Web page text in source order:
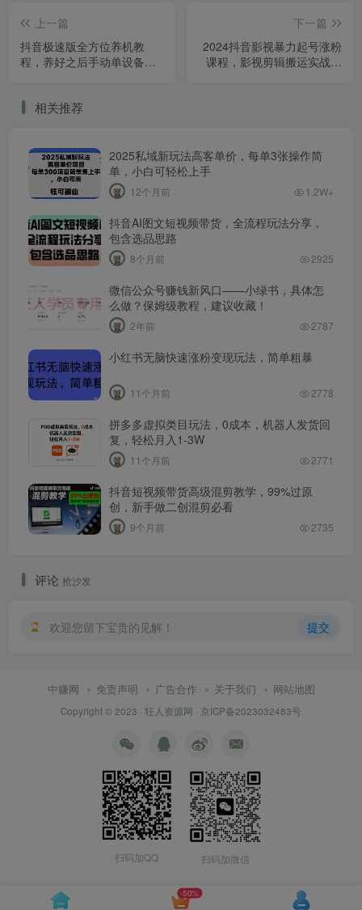
上一篇
抖音极速版全方位养机教
程，养好之后手动单设备日
下一篇
2024抖音影视暴力起号涨粉
课程，影视剪辑搬运实战全
相关推荐
2025私域新玩法高客单价，每单3张操作简
单，小白可轻松上手
12个月前 1.2W+
抖音AI图文短视频带货，全流程玩法分享，
包含选品思路
8个月前 2925
微信公众号赚钱新风口——小绿书，具体怎
么做？保姆级教程，建议收藏！
2年前 2787
小红书无脑快速涨粉变现玩法，简单粗暴
11个月前 2778
拼多多虚拟类目玩法，0成本，机器人发货回
复，轻松月入1-3W
11个月前 2771
抖音短视频带货高级混剪教学，99%过原
创，新手做二创混剪必看
9个月前 2735
评论 抢沙发
欢迎您留下宝贵的见解！ 提交
中赚网 免责声明 广告合作 关于我们 网站地图
Copyright © 2023 · 狂人资源网 · 京ICP备2023032483号
扫码加QQ 扫码加微信
-50%